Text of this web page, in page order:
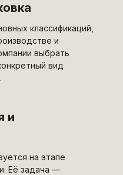
классификаций,
и
выбрать
вид
на этапе
Её задача —
и